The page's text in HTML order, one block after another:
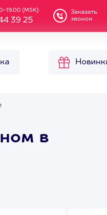
19.00 (MSK)
39 25
Заказать
звонок
в